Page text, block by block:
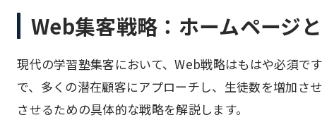
Web集客戦略：ホームページ
現代の学習塾集客において、Web戦略はもはや必須で
で、多くの潜在顧客にアプローチし、生徒数を増加さ
させるための具体的な戦略を解説します。